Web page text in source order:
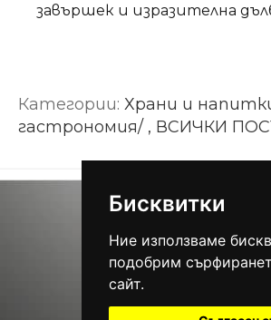
Бисквитки
Ние използваме
подобрим
сайт.
завършек и изразителна
Категории: Храни и
гастрономия/ , ВСИЧКИ